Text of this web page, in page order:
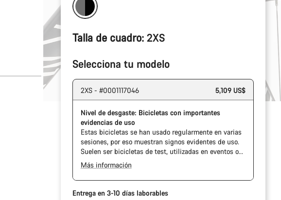
Talla de cuadro: 2XS
Selecciona tu modelo
2XS - #0001117046 5,109 US$
Nivel de desgaste: Bicicletas con importantes
evidencias de uso
Estas bicicletas se han usado regularmente en varias
sesiones, por eso muestran signos evidentes de uso.
Suelen ser bicicletas de test, utilizadas en eventos o
que llevan más tiempo en nuestra flota de pruebas.
Más información
Entrega en 3-10 días laborables